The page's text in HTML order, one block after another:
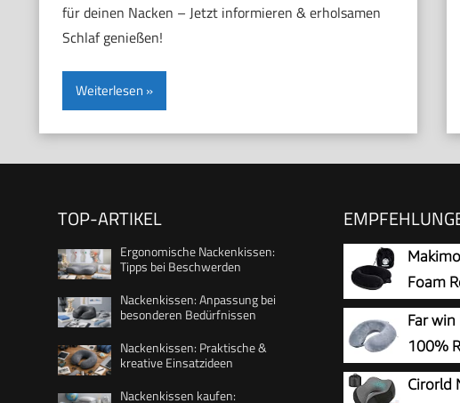
für deinen Nacken – Jetzt informieren & erholsamen
Schlaf genießen!
Weiterlesen
TOP-ARTIKEL
Ergonomische Nackenkissen:
Tipps bei Beschwerden
Nackenkissen: Anpassung bei
besonderen Bedürfnissen
Nackenkissen: Praktische &
kreative Einsatzideen
Nackenkissen kaufen:
Foam
und leicht, ideal
Flugzeug, Auto,
Hause, kommt
Far win
100%
Nackenkissen,
Cirorld